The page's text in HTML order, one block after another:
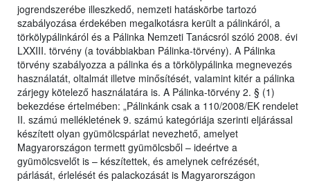
jogrendszerébe illeszkedő, nemzeti hatáskörbe tartozó
szabályozása érdekében megalkotásra került a pálinkáról, a
törkölypálinkáról és a Pálinka Nemzeti Tanácsról szóló 2008. évi
LXXIII. törvény (a továbbiakban Pálinka-törvény). A Pálinka
törvény szabályozza a pálinka és a törkölypálinka megnevezés
használatát, oltalmát illetve minősítését, valamint kitér a pálinka
zárjegy kötelező használatára is. A Pálinka-törvény 2. § (1)
bekezdése értelmében: „Pálinkánk csak a 110/2008/EK rendelet
II. számú mellékletének 9. számú kategóriája szerinti eljárással
készített olyan gyümölcspárlat nevezhető, amelyet
Magyarországon termett gyümölcsből – ideértve a
gyümölcsvelőt is – készítettek, és amelynek cefrézését,
párlását, érlelését és palackozását is Magyarországon